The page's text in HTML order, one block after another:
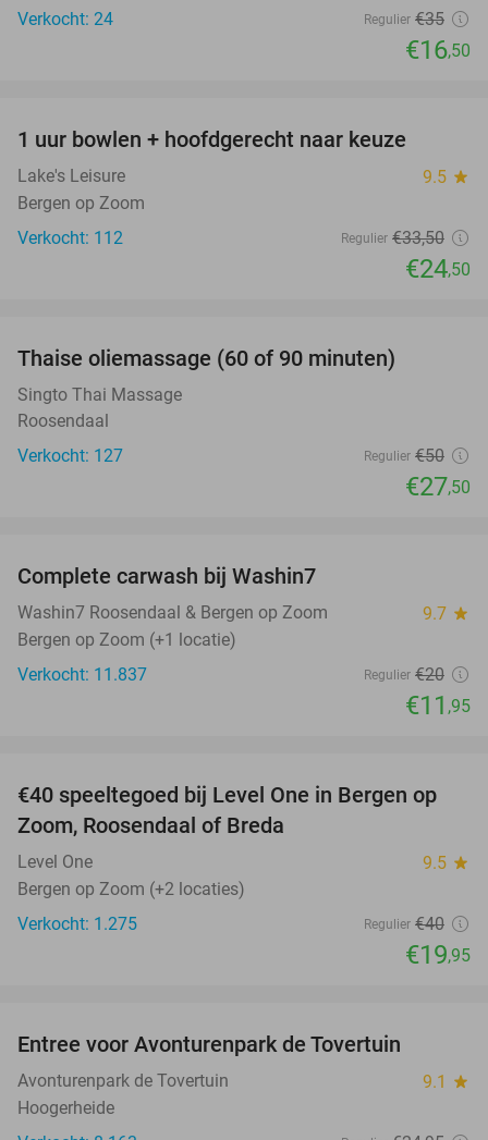
Verkocht: 24 Regulier €35
€16,50
1 uur bowlen + hoofdgerecht naar keuze
Lake's Leisure 9.5 star
Bergen op Zoom
Verkocht: 112
Regulier €33,50
€24,50
Thaise oliemassage (60 of 90 minuten)
Singto Thai Massage
Roosendaal
Verkocht: 127
Regulier €50
€27,50
Complete carwash bij Washin7
Washin7 Roosendaal & Bergen op Zoom 9.7 star
Bergen op Zoom (+1 locatie)
Verkocht: 11.837
Regulier €20
€11 ,95
50%
€40 speeltegoed bij Level One in Bergen op
Zoom, Roosendaal of Breda
Level One 9.5 star
Bergen op Zoom (+2 locaties)
Verkocht: 1.275
Regulier €40
€19,95
Entree voor Avonturenpark de Tovertuin
Avonturenpark de Tovertuin 9.1 star
Hoogerheide